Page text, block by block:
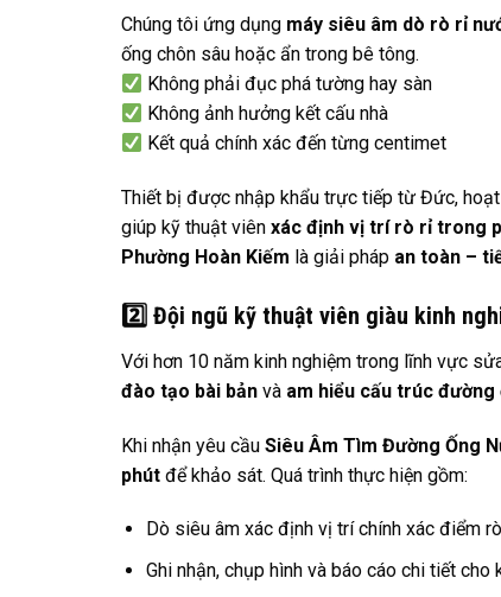
Chúng tôi ứng dụng máy siêu âm dò rò rỉ
ống chôn sâu hoặc ẩn trong bê tông.
Không phải đục phá tường hay sàn
Không ảnh hưởng kết cấu nhà
Kết quả chính xác đến từng centimet
Thiết bị được nhập khẩu trực tiếp từ Đức,
giúp kỹ thuật viên xác định vị trí rò rỉ trong
Phường Hoàn Kiếm là giải pháp an toàn –
2️ Đội ngũ kỹ thuật viên giàu kinh
Với hơn 10 năm kinh nghiệm trong lĩnh vực
đào tạo bài bản và am hiểu cấu trúc
Khi nhận yêu cầu Siêu Âm Tìm Đường Ống
phút để khảo sát. Quá trình thực hiện gồm:
Dò siêu âm xác định vị trí chính xác điểm
Ghi nhận, chụp hình và báo cáo chi tiết cho